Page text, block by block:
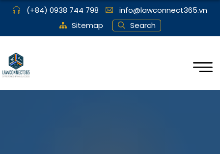
(+84) 0938 744 798
info@lawconnect365.vn
Sitemap
Search